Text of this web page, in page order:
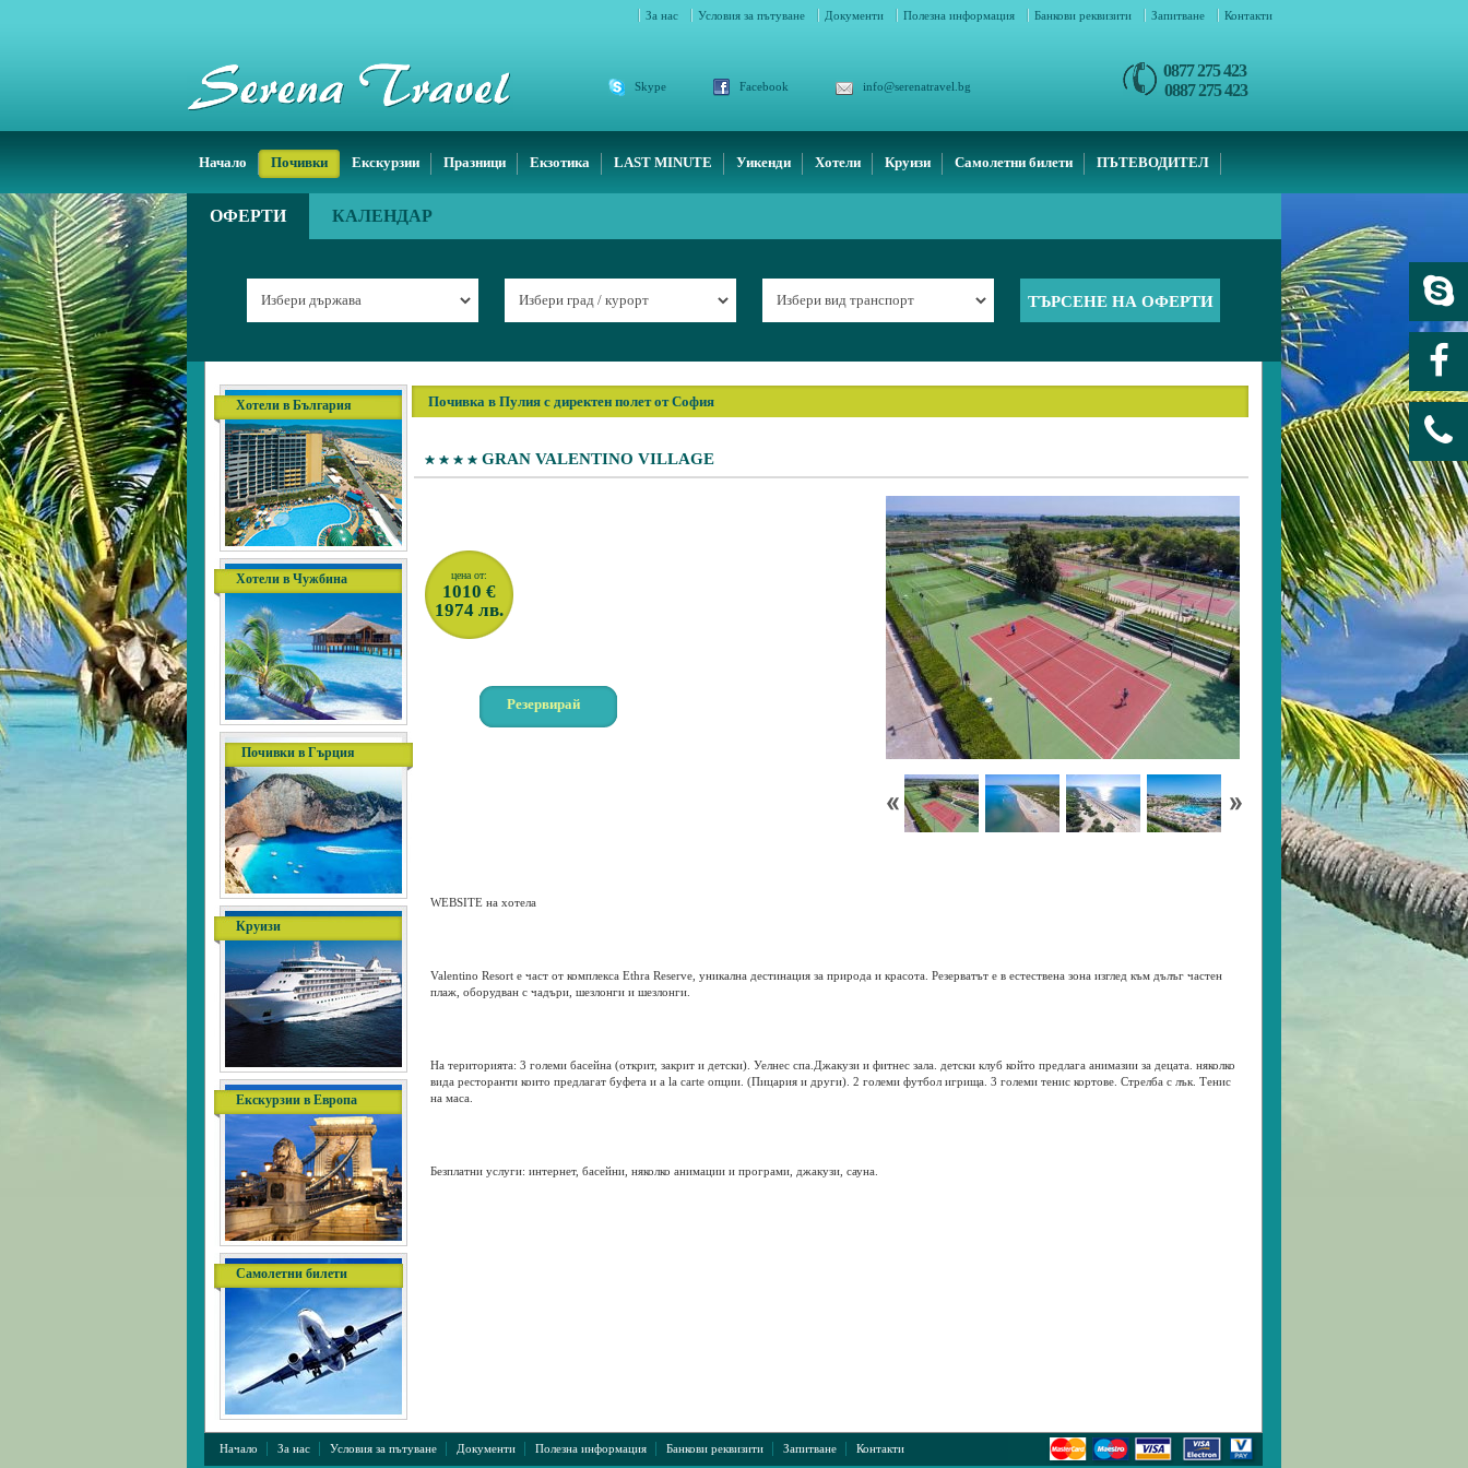
За нас Условия за пътуване Документи Полезна информация Банкови реквизити Запитване Контакти
Skype Facebook info@serenatravel.bg
0877 275 423
0887 275 423
Начало Почивки Екскурзии Празници Екзотика LAST MINUTE Уикенди Хотели Круизи Самолетни билети ПЪТЕВОДИТЕЛ
ОФЕРТИ КАЛЕНДАР
Хотели в България
Хотели в Чужбина
Почивки в Гърция
Круизи
Екскурзии в Европа
Самолетни билети
Почивка в Пулия с директен полет от София
GRAN VALENTINO VILLAGE
цена от:
1010 €
1974 лв.
Резервирай
WEBSITE на хотела
Valentino Resort е част от комплекса Ethra Reserve, уникална дестинация за природа и красота. Резерватът е в естествена зона изглед към дълъг частен
плаж, оборудван с чадъри, шезлонги и шезлонги.
На територията: 3 големи басейна (открит, закрит и детски). Уелнес спа.Джакузи и фитнес зала. детски клуб който предлага анимазии за децата. няколко
вида ресторанти които предлагат буфета и a la carte опции. (Пицария и други). 2 големи футбол игрища. 3 големи тенис кортове. Стрелба с лък. Тенис
на маса.
Безплатни услуги: интернет, басейни, няколко анимации и програми, джакузи, сауна.
Начало За нас Условия за пътуване Документи Полезна информация Банкови реквизити Запитване Контакти